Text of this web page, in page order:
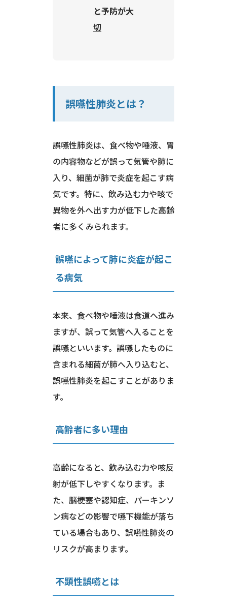
と予防が大
切
誤嚥性肺炎とは？
誤嚥性肺炎は、食べ物や唾液、胃
の内容物などが誤って気管や肺に
入り、細菌が肺で炎症を起こす病
気です。特に、飲み込む力や咳で
異物を外へ出す力が低下した高齢
者に多くみられます。
誤嚥によって肺に炎症が起こ
る病気
本来、食べ物や唾液は食道へ進み
ますが、誤って気管へ入ることを
誤嚥といいます。誤嚥したものに
含まれる細菌が肺へ入り込むと、
誤嚥性肺炎を起こすことがありま
す。
高齢者に多い理由
高齢になると、飲み込む力や咳反
射が低下しやすくなります。ま
た、脳梗塞や認知症、パーキンソ
ン病などの影響で嚥下機能が落ち
ている場合もあり、誤嚥性肺炎の
リスクが高まります。
不顕性誤嚥とは